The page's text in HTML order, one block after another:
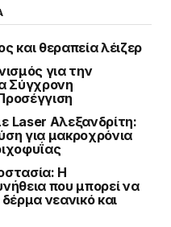
και θεραπεία λέιζερ
για την
Σύγχρονη
Laser Αλεξανδρίτη:
για μακροχρόνια
Η
που μπορεί να
νεανικό και